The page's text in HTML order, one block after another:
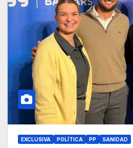
EXCLUSIVA POLÍTICA PP SANIDAD